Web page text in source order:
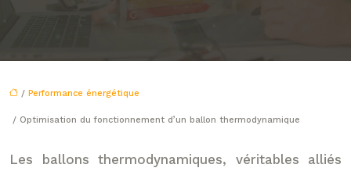
/ Performance énergétique
/ Optimisation du fonctionnement d’un ballon thermodynamique
Les ballons thermodynamiques, véritables alliés